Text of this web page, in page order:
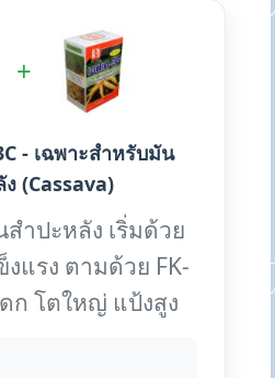
+
- เฉพาะสำหรับมัน
(Cassava)
ำปะหลัง เริ่มด้วย
แรง ตามด้วย FK-
ก โตใหญ่ แป้งสูง